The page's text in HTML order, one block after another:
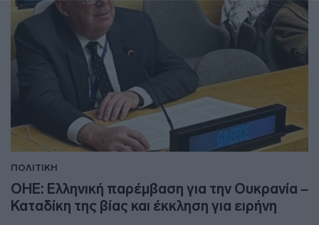
ΠΟΛΙΤΙΚΗ
ΟΗΕ: Ελληνική παρέμβαση για την Ουκρανία –
Καταδίκη της βίας και έκκληση για ειρήνη